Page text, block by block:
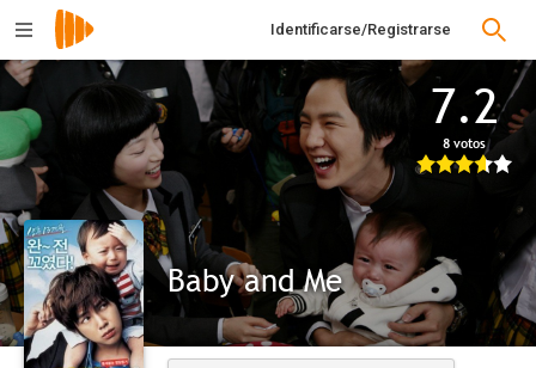
Identificarse/Registrarse
7.2
8 votos
Baby and Me